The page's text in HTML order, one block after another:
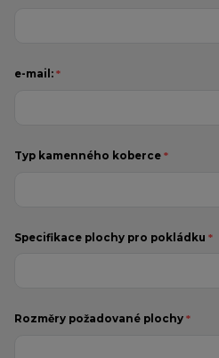
e-mail: *
Typ kamenného koberce *
Specifikace plochy pro pokládku *
Rozměry požadované plochy *